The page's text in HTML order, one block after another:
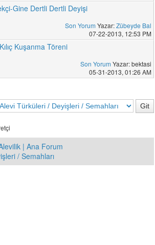
Gine Dertli Dertli Deyişi
Son Yorum Yazar:Zübeyde Bal
07-22-2013, 12:53 PM
Kuşanma Töreni
Son Yorum Yazar: bektasi
05-31-2013, 01:26 AM
| Ana Forum
/ Semahları